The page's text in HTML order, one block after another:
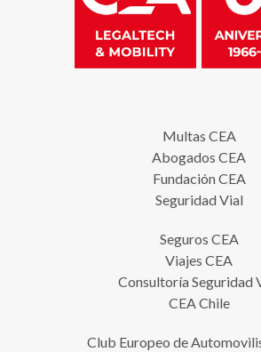
Multas CEA
Abogados CEA
Fundación CEA
Seguridad Vial
Seguros CEA
Viajes CEA
Consultoría Seguridad
CEA Chile
Club Europeo de